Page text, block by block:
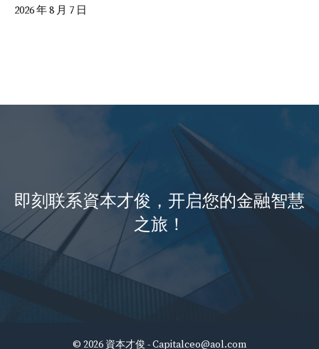
2026 年 8 月 7 日
即刻联系資本才俊，开启您的金融智慧
之旅！
© 2026 資本才俊 -Capitalceo@aol.com